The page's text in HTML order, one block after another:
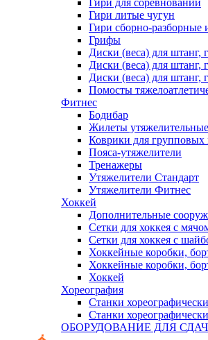
Гири для соревнований
Гири литые чугун
Гири сборно-разборные
Грифы
Диски (веса) для штанг,
Диски (веса) для штанг,
Диски (веса) для штанг,
Помосты
Фитнес
Бодибар
Жилеты утяжелительные
Коврики для
Пояса-утяжелители
Тренажеры
Утяжелители Стандарт
Утяжелители Фитнес
Хоккей
Дополнительные
Сетки для хоккея с
Сетки для хоккея с
Хоккейные коробки,
Хоккейные коробки,
Хоккей
Хореография
Станки
Станки
ОБОРУДОВАНИЕ ДЛЯ